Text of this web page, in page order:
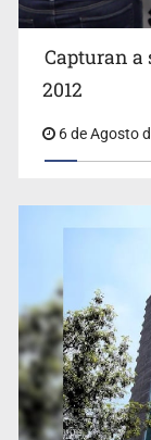
Proponen
en Mirador de
Capturan a
2012
6 de Agosto